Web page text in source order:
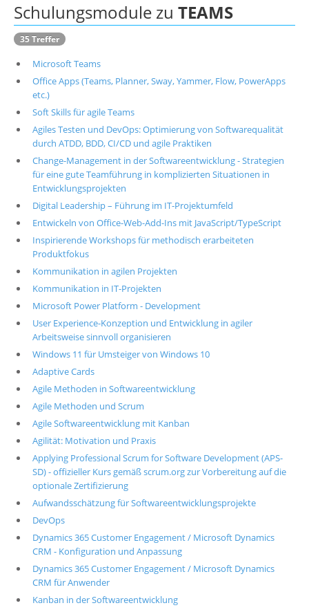
Schulungsmodule zu TEAMS
35 Treffer
Microsoft Teams
Office Apps (Teams, Planner, Sway, Yammer, Flow, PowerApps
etc.)
Soft Skills für agile Teams
Agiles Testen und DevOps: Optimierung von Softwarequalität
durch ATDD, BDD, CI/CD und agile Praktiken
Change-Management in der Softwareentwicklung - Strategien
für eine gute Teamführung in komplizierten Situationen in
Entwicklungsprojekten
Digital Leadership – Führung im IT-Projektumfeld
Entwickeln von Office-Web-Add-Ins mit JavaScript/TypeScript
Inspirierende Workshops für methodisch erarbeiteten
Produktfokus
Kommunikation in agilen Projekten
Kommunikation in IT-Projekten
Microsoft Power Platform - Development
User Experience-Konzeption und Entwicklung in agiler
Arbeitsweise sinnvoll organisieren
Windows 11 für Umsteiger von Windows 10
Adaptive Cards
Agile Methoden in Softwareentwicklung
Agile Methoden und Scrum
Agile Softwareentwicklung mit Kanban
Agilität: Motivation und Praxis
Applying Professional Scrum for Software Development (APS-
SD) - offizieller Kurs gemäß scrum.org zur Vorbereitung auf die
optionale Zertifizierung
Aufwandsschätzung für Softwareentwicklungsprojekte
DevOps
Dynamics 365 Customer Engagement / Microsoft Dynamics
CRM - Konfiguration und Anpassung
Dynamics 365 Customer Engagement / Microsoft Dynamics
CRM für Anwender
Kanban in der Softwareentwicklung